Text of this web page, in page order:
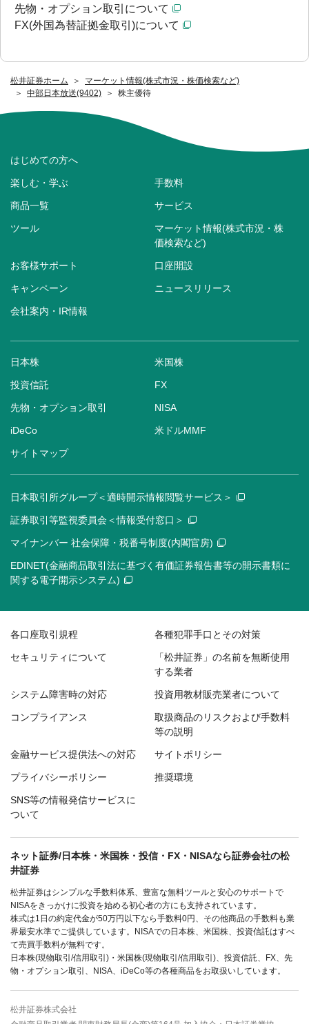
松井証券ホーム
マーケット情報(株式市況・株価検索など)
中部日本放送(9402)
株主優待
先物・オプション取引について
FX(外国為替証拠金取引)について
はじめての方へ
楽しむ・学ぶ 手数料
商品一覧 サービス
ツール
マーケット情報(株式市況・株
価検索など)
お客様サポート 口座開設
キャンペーン ニュースリリース
会社案内・IR情報
日本株 米国株
投資信託 FX
先物・オプション取引 NISA
iDeCo 米ドルMMF
サイトマップ
日本取引所グループ＜適時開示情報閲覧サービス＞
証券取引等監視委員会＜情報受付窓口＞
マイナンバー 社会保障・税番号制度(内閣官房)
EDINET(金融商品取引法に基づく有価証券報告書等の開示書類に
関する電子開示システム)
各口座取引規程 各種犯罪手口とその対策
セキュリティについて
「松井証券」の名前を無断使用
する業者
システム障害時の対応 投資用教材販売業者について
コンプライアンス
取扱商品のリスクおよび手数料
等の説明
金融サービス提供法への対応 サイトポリシー
プライバシーポリシー 推奨環境
SNS等の情報発信サービスに
ついて
ネット証券/日本株・米国株・投信・FX・NISAなら証券会社の松
井証券
松井証券はシンプルな手数料体系、豊富な無料ツールと安心のサポートで
NISAをきっかけに投資を始める初心者の方にも支持されています。
株式は1日の約定代金が50万円以下なら手数料0円、その他商品の手数料も業
界最安水準でご提供しています。NISAでの日本株、米国株、投資信託はすべ
て売買手数料が無料です。
日本株(現物取引/信用取引)・米国株(現物取引/信用取引)、投資信託、FX、先
物・オプション取引、NISA、iDeCo等の各種商品をお取扱いしています。
松井証券株式会社